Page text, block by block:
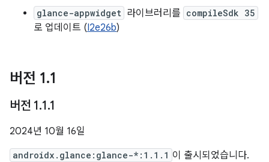
glance-appwidget 라이브러리를 compileSdk 35
로 업데이트 (I2e26b)
버전 1.1
버전 1.1.1
2024년 10월 16일
androidx.glance:glance-*:1.1.1 이 출시되었습니다.